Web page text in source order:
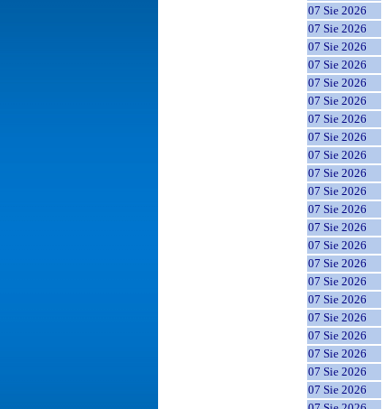
07 Sie 2026
07 Sie 2026
07 Sie 2026
07 Sie 2026
07 Sie 2026
07 Sie 2026
07 Sie 2026
07 Sie 2026
07 Sie 2026
07 Sie 2026
07 Sie 2026
07 Sie 2026
07 Sie 2026
07 Sie 2026
07 Sie 2026
07 Sie 2026
07 Sie 2026
07 Sie 2026
07 Sie 2026
07 Sie 2026
07 Sie 2026
07 Sie 2026